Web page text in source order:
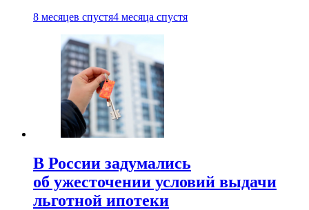
8 месяцев спустя4 месяца спустя
В России задумались
об ужесточении условий выдачи
льготной ипотеки